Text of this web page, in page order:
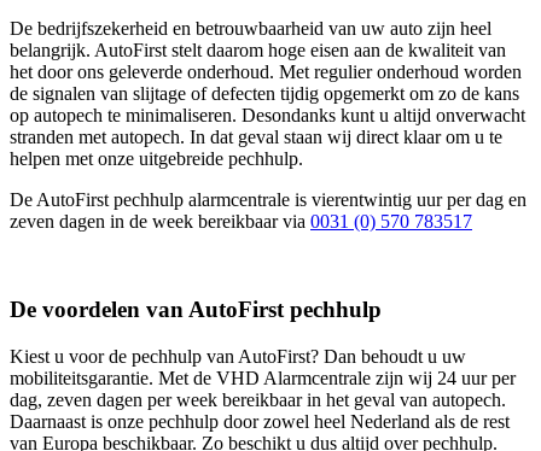
De bedrijfszekerheid en betrouwbaarheid van uw auto zijn heel
belangrijk. AutoFirst stelt daarom hoge eisen aan de kwaliteit van
het door ons geleverde onderhoud. Met regulier onderhoud worden
de signalen van slijtage of defecten tijdig opgemerkt om zo de kans
op autopech te minimaliseren. Desondanks kunt u altijd onverwacht
stranden met autopech. In dat geval staan wij direct klaar om u te
helpen met onze uitgebreide pechhulp.
De AutoFirst pechhulp alarmcentrale is vierentwintig uur per dag en
zeven dagen in de week bereikbaar via 0031 (0) 570 783517
De voordelen van AutoFirst pechhulp
Kiest u voor de pechhulp van AutoFirst? Dan behoudt u uw
mobiliteitsgarantie. Met de VHD Alarmcentrale zijn wij 24 uur per
dag, zeven dagen per week bereikbaar in het geval van autopech.
Daarnaast is onze pechhulp door zowel heel Nederland als de rest
van Europa beschikbaar. Zo beschikt u dus altijd over pechhulp.